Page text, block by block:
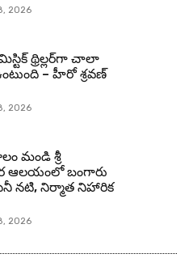
2026
థ్రిల్లర్‌గా చాలా
– హీరో శ్రవణ్
2026
మండి శ్రీ
ఆలయంలో బంగారు
నటి, నిర్మాత నిహారిక
2026